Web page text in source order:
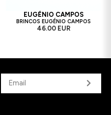
EUGÉNIO CAMPOS
BRINCOS EUGÉNIO CAMPOS
46.00 EUR